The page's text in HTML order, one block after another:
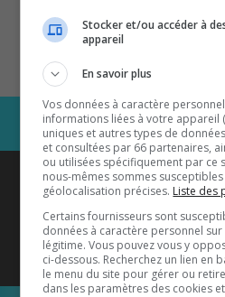
Coyote New
également sur
Écoutez-
Stocker et/ou accéder à
appareil
En savoir plus
Vos données à caractère
informations liées à votre appareil
uniques et autres types de
et consultées par 66 partenaires,
ou utilisées spécifiquement par ce
nous-mêmes sommes
géolocalisation précises. Liste des
Certains fournisseurs sont
données à caractère personnel
légitime. Vous pouvez vous y
ci-dessous. Recherchez un lien en
le menu du site pour gérer ou
dans les paramètres des cookies